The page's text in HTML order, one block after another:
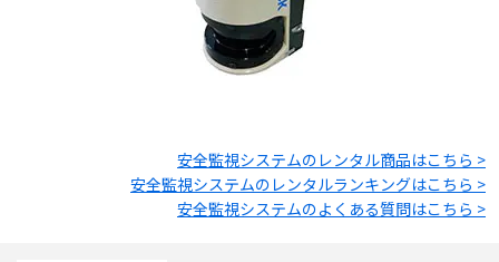
安全監視システムのレンタル商品はこちら >
安全監視システムのレンタルランキングはこちら >
安全監視システムのよくある質問はこちら >